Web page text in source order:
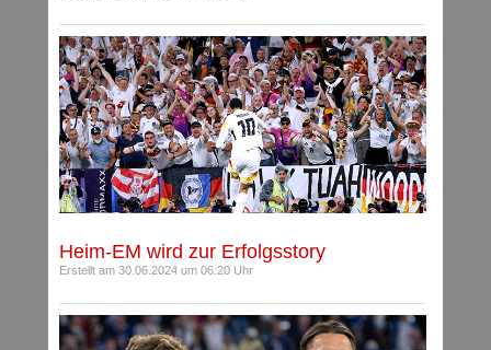
Heim-EM wird zur Erfolgsstory
Erstellt am 30.06.2024 um 06:20 Uhr